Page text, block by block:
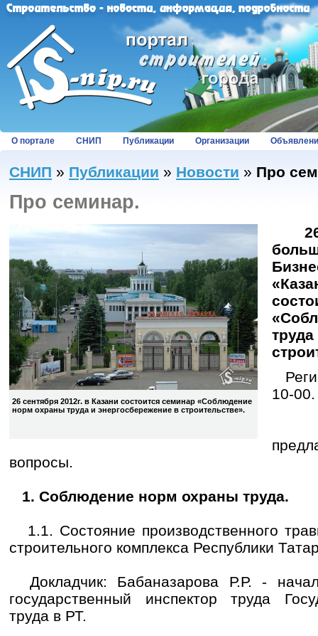
О портале СНИП Публикации Организации
СНИП » Публикации » Новости » Про
Про семинар.
26 сентября 2012г. в Казани состоится семинар «Соблюдение
норм охраны труда и энергосбережение в строительстве».
26
10-00.
вопросы.
1. Соблюдение норм охраны труда.
1.1. Состояние производственного
строительного комплекса Республики
Докладчик: Бабаназарова Р.Р. -
государственный инспектор труда
труда в РТ.